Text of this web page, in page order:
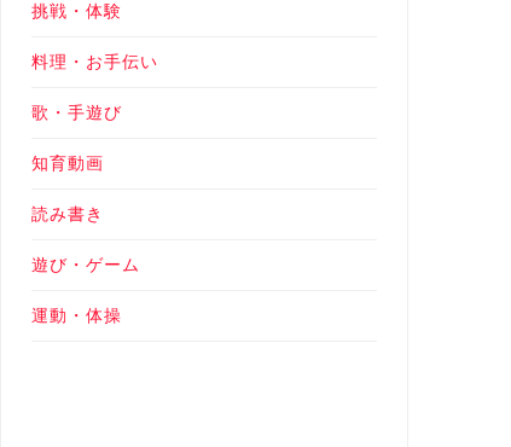
挑戦・体験
料理・お手伝い
歌・手遊び
知育動画
読み書き
遊び・ゲーム
運動・体操